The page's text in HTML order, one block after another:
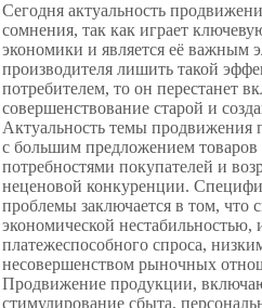
Сегодня актуальность
сомнения, так как играет
экономики и является её важным
производителя лишить такой
потребителем, то он перестанет
совершенствование старой и
Актуальность темы продвижения
с большим предложением
потребностями покупателей и
неценовой конкуренции.
проблемы заключается в том, что
экономической
платежеспособного спроса,
несовершенством рыночных
Продвижение продукции,
стимулирование сбыта,